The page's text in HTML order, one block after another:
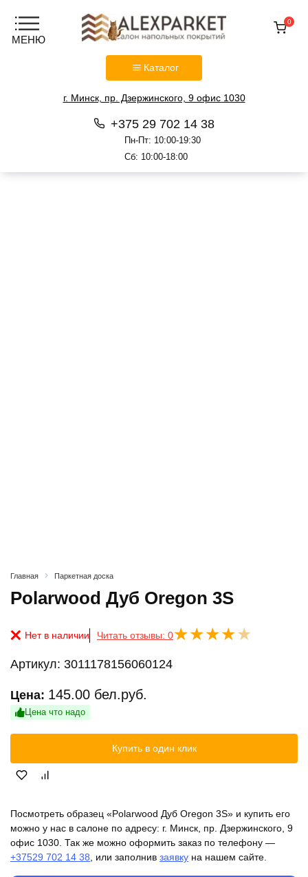
Каталог
г. Минск, пр. Дзержинского, 9 офис 1030
+375 29 702 14 38
Пн-Пт: 10:00-19:30
Сб: 10:00-18:00
0
Главная Паркетная доска
Polarwood Дуб Oregon 3S
Нет в наличии Читать отзывы: 0
Артикул: 3011178156060124
Цена: 145.00 бел.руб.
Цена что надо
Купить в один клик
Посмотреть образец «Polarwood Дуб Oregon 3S» и купить его
можно у нас в салоне по адресу: г. Минск, пр. Дзержинского, 9
офис 1030. Так же можно оформить заказ по телефону —
+37529 702 14 38 , или заполнив заявку на нашем сайте.